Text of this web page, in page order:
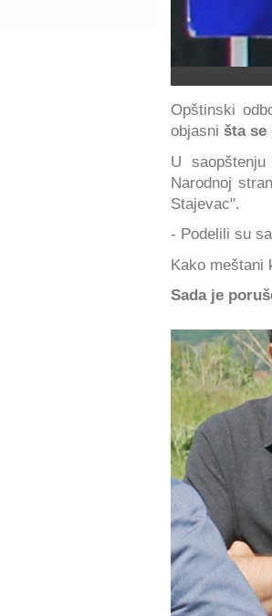
Opštinski
objasni šta se
U
Narodnoj
Stajevac".
- Podelili su
Kako meštani
Sada je